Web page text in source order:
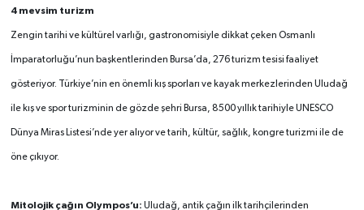
4 mevsim turizm
Zengin tarihi ve kültürel varlığı, gastronomisiyle dikkat çeken Osmanlı
İmparatorluğu’nun başkentlerinden Bursa’da, 276 turizm tesisi faaliyet
gösteriyor. Türkiye’nin en önemli kış sporları ve kayak merkezlerinden Uludağ
ile kış ve spor turizminin de gözde şehri Bursa, 8500 yıllık tarihiyle UNESCO
Dünya Miras Listesi’nde yer alıyor ve tarih, kültür, sağlık, kongre turizmi ile de
öne çıkıyor.
Mitolojik çağın Olympos’u: Uludağ, antik çağın ilk tarihçilerinden